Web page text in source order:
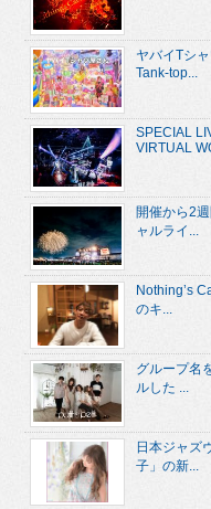
ヤバイTシ
Tank-top...
SPECIAL
VIRTUAL
開催から2
ャルライ...
Nothing’s
のキ...
グループ名
ルした ...
日本ジャズ
子」の新...